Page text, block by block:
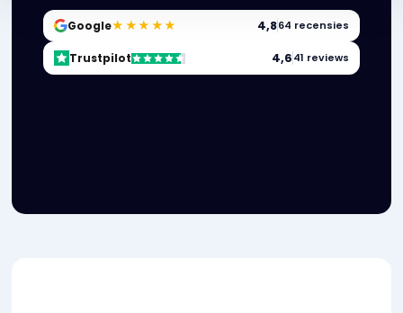
Google★★★★★ 4,864 recensies
Trustpilot 4,641 reviews